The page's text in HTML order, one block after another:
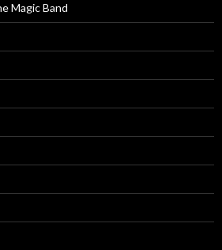
Magic Band